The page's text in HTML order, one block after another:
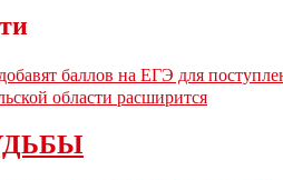
баллов на ЕГЭ для
области расширится